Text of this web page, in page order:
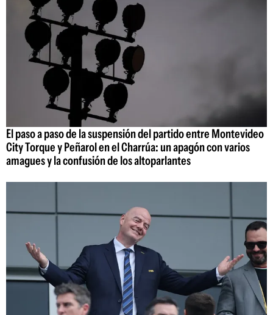
El paso a paso de la suspensión del partido entre Montevideo
City Torque y Peñarol en el Charrúa: un apagón con varios
amagues y la confusión de los altoparlantes